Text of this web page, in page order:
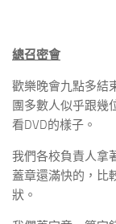
總召密會
歡樂晚會九點多結
團多數人似乎跟幾
看DVD的樣子。
我們各校負責人拿
蓋章還滿快的，比
狀。